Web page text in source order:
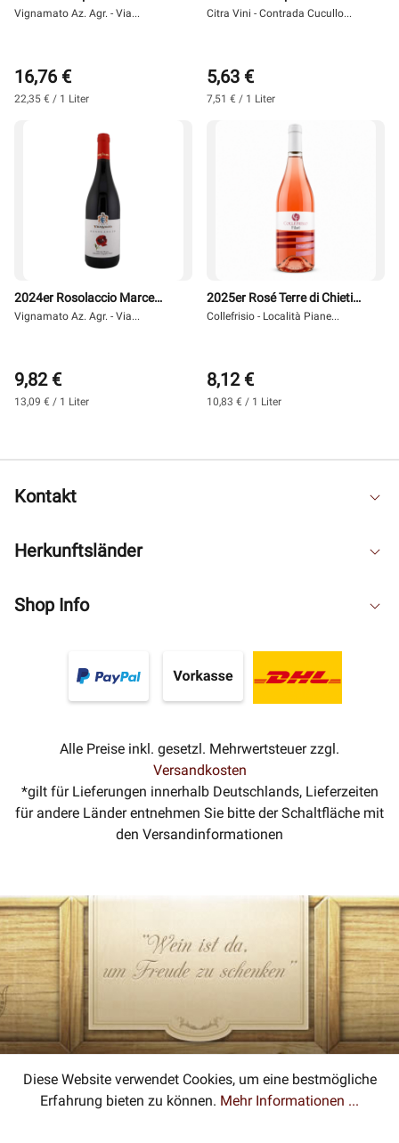
Rosso 0,75 l - Vignamato
Vignamato Az. Agr. - Via...
16,76 €
22,35 € / 1 Liter
´Abruzzo 0,75 l - Feudi
Citra Vini - Contrada Cucullo...
5,63 €
7,51 € / 1 Liter
2024er Rosolaccio Marce
Rosso 0,75 l - Vignamato
Vignamato Az. Agr. - Via...
9,82 €
13,09 € / 1 Liter
2025er Rosé Terre di Chieti
0,75 l - Collefrisio
Collefrisio - Località Piane...
8,12 €
10,83 € / 1 Liter
Kontakt
Herkunftsländer
Shop Info
Alle Preise inkl. gesetzl. Mehrwertsteuer zzgl.
Versandkosten
*gilt für Lieferungen innerhalb Deutschlands, Lieferzeiten
für andere Länder entnehmen Sie bitte der Schaltfläche mit
den Versandinformationen
Diese Website verwendet Cookies, um eine bestmögliche
Erfahrung bieten zu können. Mehr Informationen ...